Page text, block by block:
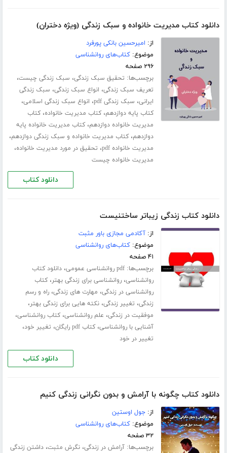
دانلود کتاب مدیریت خانواده و سبک زندگی (ویژه دختران)
از: امیرحسین بانکی پورفرد
موضوع:کتاب‌های روانشناسی
۲۹۶ صفحه
برچسب‌ها: تحقیق سبک زندگی، سبک زندگی چیست،
تعریف سبک زندگی، انواع سبک زندگی، سبک زندگی
ایرانی، سبک زندگی pdf ، انواع سبک زندگی اسلامی،
کتاب پایه دوازدهم،کتاب مدیریت خانواده،کتاب
مدیریت خانواده دوازدهم،کتاب مدیریت خانواده پایه
دوازدهم،کتاب مدیریت خانواده و سبک زندگی دوازدهم،
مدیریت خانواده pdf ، تحقیق در مورد مدیریت خانواده،
مدیریت خانواده چیست
دانلود کتاب
دانلود کتاب زندگی زیباتر ساختنیست
از:آکادمی مجازی باور مثبت
موضوع:کتاب‌های روانشناسی
۴۱ صفحه
برچسب‌ها:pdf روانشناسی عمومی ،دانلود کتاب
روانشناسی،روانشناسی برای زندگی بهتر،کتاب
روانشناسی در زندگی، مهارت های زندگی،راه و رسم
زندگی، تغییر زندگی،نکته هایی برای زندگی بهتر،
موفقیت در زندگی، علم روانشناسی،کتاب روانشناسی،
آشنایی با روانشناسی،کتاب pdf رایگان ، تغییر خود،
تغییر در خود
دانلود کتاب
دانلود کتاب چگونه با آرامش و بدون نگرانی زندگی کنیم
از:جول اوستین
موضوع:کتاب‌های روانشناسی
۳۲ صفحه
برچسب‌ها:آرامش در زندگی،نگرش مثبت،داشتن زندگی